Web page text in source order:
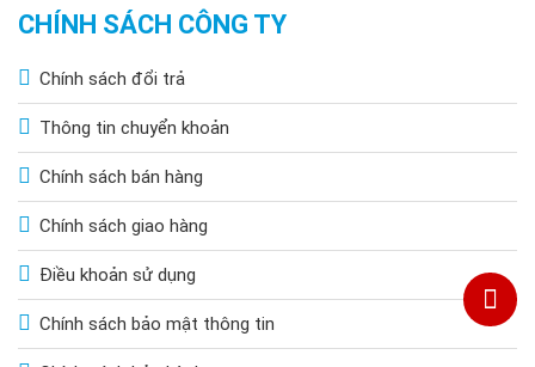
CHÍNH SÁCH CÔNG TY
Chính sách đổi trả
Thông tin chuyển khoản
Chính sách bán hàng
Chính sách giao hàng
Điều khoản sử dụng
Chính sách bảo mật thông tin